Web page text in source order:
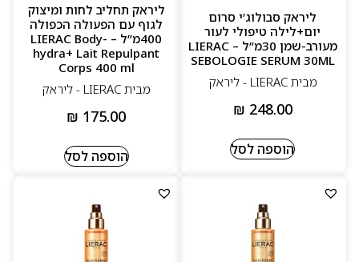
ליראק סבולוג’י סרום
יום+לילה טיפולי לעור
מעורב-שמן 30מ”ל – LIERAC
SEBOLOGIE SERUM 30ML
מבית LIERAC - ליראק
₪ 248.00
הוספה לסל
ליראק תחליב לחות ומיצוק
לגוף עם הפעולה הכפולה
400מ”ל – LIERAC Body-
hydra+ Lait Repulpant
Corps 400 ml
מבית LIERAC - ליראק
₪ 175.00
הוספה לסל